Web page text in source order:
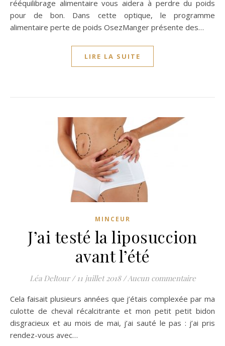
rééquilibrage alimentaire vous aidera à perdre du poids
pour de bon. Dans cette optique, le programme
alimentaire perte de poids OsezManger présente des…
LIRE LA SUITE
MINCEUR
J’ai testé la liposuccion
avant l’été
Léa Deltour / 11 juillet 2018 / Aucun commentaire
Cela faisait plusieurs années que j’étais complexée par ma
culotte de cheval récalcitrante et mon petit petit bidon
disgracieux et au mois de mai, j’ai sauté le pas : j’ai pris
rendez-vous avec…